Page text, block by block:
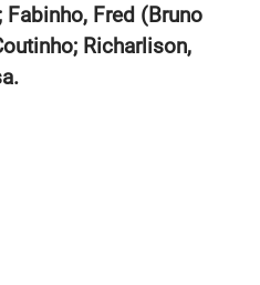
Fabinho, Fred (Bruno
Richarlison,